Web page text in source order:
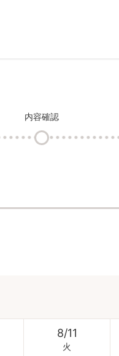
内容確認
8/11
火